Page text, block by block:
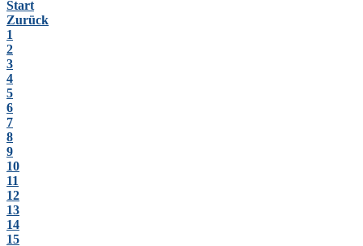
Start
Zurück
1
2
3
4
5
6
7
8
9
10
11
12
13
14
15